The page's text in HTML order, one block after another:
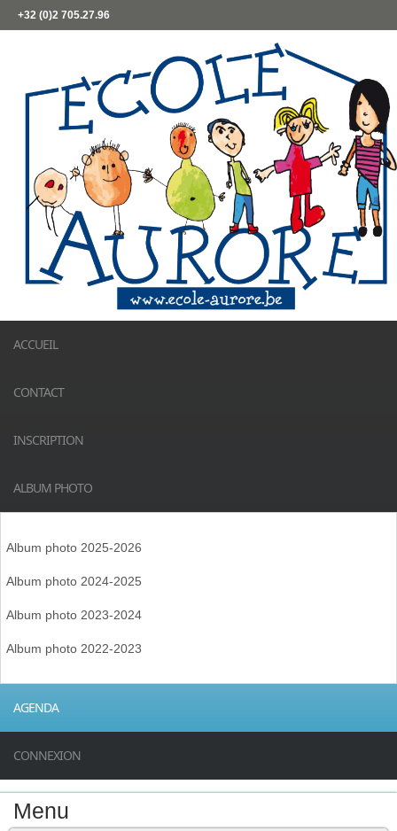
+32 (0)2 705.27.96
ACCUEIL
CONTACT
INSCRIPTION
ALBUM PHOTO
Album photo 2025-2026
Album photo 2024-2025
Album photo 2023-2024
Album photo 2022-2023
AGENDA
CONNEXION
Menu